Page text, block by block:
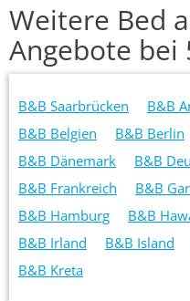
Weitere Bed
Angebote bei
B&B Saarbrücken B&B
B&B Belgien
B&B Berlin
B&B Dänemark
B&B
B&B Frankreich
B&B
B&B Hamburg
B&B
B&B Irland
B&B Island
B&B Kreta